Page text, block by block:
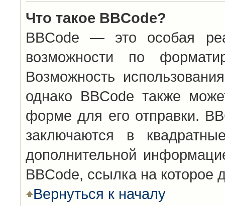
Что такое BBCode?
BBCode — это особая
возможности по
Возможность
однако BBCode также
форме для его отправки.
заключаются в
дополнительной
BBCode, ссылка на
Вернуться к началу